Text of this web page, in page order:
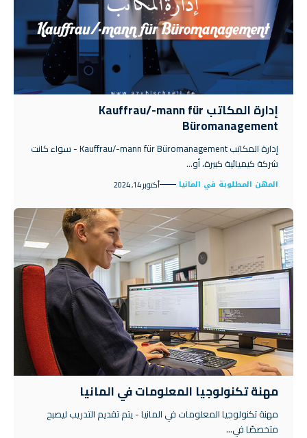
إدارة المكاتب Kauffrau/-mann für
Büromanagement
إدارة المكاتب Kauffrau/-mann für Büromanagement - سواء كانت
شركة كيميائية كبيرة، أو…
المهن المطلوبة في المانيا أكتوبر 14, 2024
مهنة تكنولوجيا المعلومات في المانيا
مهنة تكنولوجيا المعلومات في المانيا - يتم تقديم التدريب ليصبح
متخصصًا في…